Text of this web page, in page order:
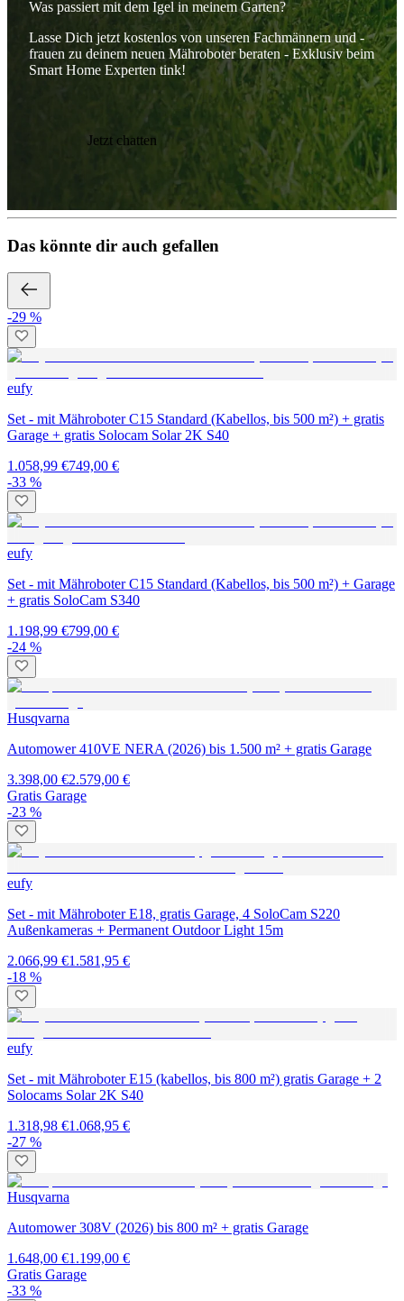
Was passiert mit dem Igel in meinem Garten?
Lasse Dich jetzt kostenlos von unseren Fachmännern und -
frauen zu deinem neuen Mähroboter beraten - Exklusiv beim
Smart Home Experten tink!
Jetzt chatten
Das könnte dir auch gefallen
-29 %
eufy
Set - mit Mähroboter C15 Standard (Kabellos, bis 500 m²) + gratis
Garage + gratis Solocam Solar 2K S40
1.058,99 €749,00 €
-33 %
eufy
Set - mit Mähroboter C15 Standard (Kabellos, bis 500 m²) + Garage
+ gratis SoloCam S340
1.198,99 €799,00 €
-24 %
Husqvarna
Automower 410VE NERA (2026) bis 1.500 m² + gratis Garage
3.398,00 €2.579,00 €
Gratis Garage
-23 %
eufy
Set - mit Mähroboter E18, gratis Garage, 4 SoloCam S220
Außenkameras + Permanent Outdoor Light 15m
2.066,99 €1.581,95 €
-18 %
eufy
Set - mit Mähroboter E15 (kabellos, bis 800 m²) gratis Garage + 2
Solocams Solar 2K S40
1.318,98 €1.068,95 €
-27 %
Husqvarna
Automower 308V (2026) bis 800 m² + gratis Garage
1.648,00 €1.199,00 €
Gratis Garage
-33 %